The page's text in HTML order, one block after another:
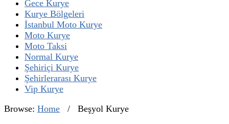
Gece Kurye
Kurye Bölgeleri
İstanbul Moto Kurye
Moto Kurye
Moto Taksi
Normal Kurye
Şehiriçi Kurye
Şehirlerarası Kurye
Vip Kurye
Browse: Home / Beşyol Kurye